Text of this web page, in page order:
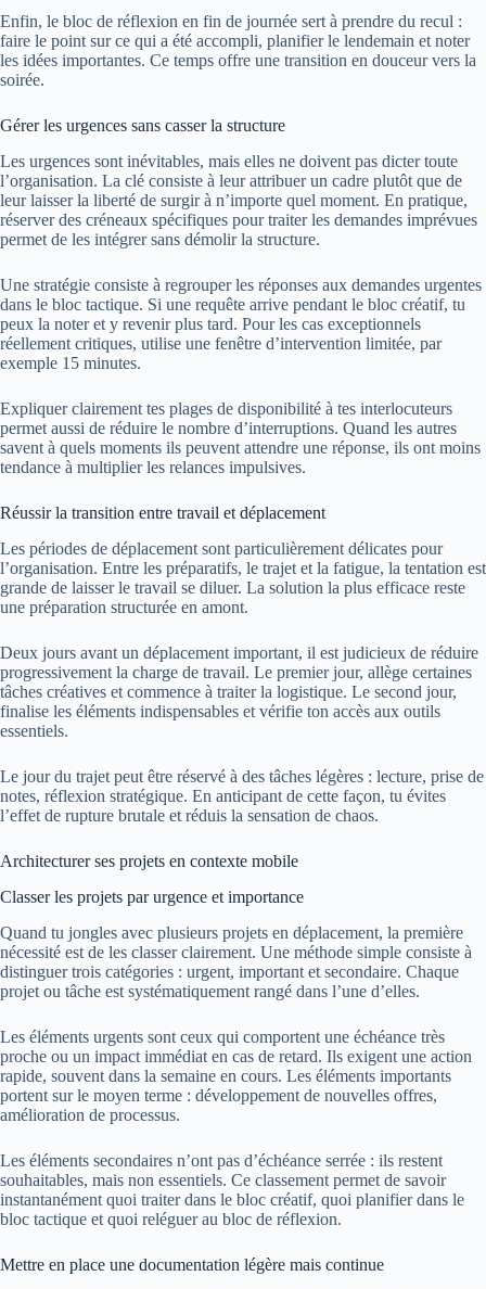
Enfin, le bloc de réflexion en fin de journée sert à prendre du recul :
faire le point sur ce qui a été accompli, planifier le lendemain et noter
les idées importantes. Ce temps offre une transition en douceur vers la
soirée.
Gérer les urgences sans casser la structure
Les urgences sont inévitables, mais elles ne doivent pas dicter toute
l’organisation. La clé consiste à leur attribuer un cadre plutôt que de
leur laisser la liberté de surgir à n’importe quel moment. En pratique,
réserver des créneaux spécifiques pour traiter les demandes imprévues
permet de les intégrer sans démolir la structure.
Une stratégie consiste à regrouper les réponses aux demandes urgentes
dans le bloc tactique. Si une requête arrive pendant le bloc créatif, tu
peux la noter et y revenir plus tard. Pour les cas exceptionnels
réellement critiques, utilise une fenêtre d’intervention limitée, par
exemple 15 minutes.
Expliquer clairement tes plages de disponibilité à tes interlocuteurs
permet aussi de réduire le nombre d’interruptions. Quand les autres
savent à quels moments ils peuvent attendre une réponse, ils ont moins
tendance à multiplier les relances impulsives.
Réussir la transition entre travail et déplacement
Les périodes de déplacement sont particulièrement délicates pour
l’organisation. Entre les préparatifs, le trajet et la fatigue, la tentation est
grande de laisser le travail se diluer. La solution la plus efficace reste
une préparation structurée en amont.
Deux jours avant un déplacement important, il est judicieux de réduire
progressivement la charge de travail. Le premier jour, allège certaines
tâches créatives et commence à traiter la logistique. Le second jour,
finalise les éléments indispensables et vérifie ton accès aux outils
essentiels.
Le jour du trajet peut être réservé à des tâches légères : lecture, prise de
notes, réflexion stratégique. En anticipant de cette façon, tu évites
l’effet de rupture brutale et réduis la sensation de chaos.
Architecturer ses projets en contexte mobile
Classer les projets par urgence et importance
Quand tu jongles avec plusieurs projets en déplacement, la première
nécessité est de les classer clairement. Une méthode simple consiste à
distinguer trois catégories : urgent, important et secondaire. Chaque
projet ou tâche est systématiquement rangé dans l’une d’elles.
Les éléments urgents sont ceux qui comportent une échéance très
proche ou un impact immédiat en cas de retard. Ils exigent une action
rapide, souvent dans la semaine en cours. Les éléments importants
portent sur le moyen terme : développement de nouvelles offres,
amélioration de processus.
Les éléments secondaires n’ont pas d’échéance serrée : ils restent
souhaitables, mais non essentiels. Ce classement permet de savoir
instantanément quoi traiter dans le bloc créatif, quoi planifier dans le
bloc tactique et quoi reléguer au bloc de réflexion.
Mettre en place une documentation légère mais continue